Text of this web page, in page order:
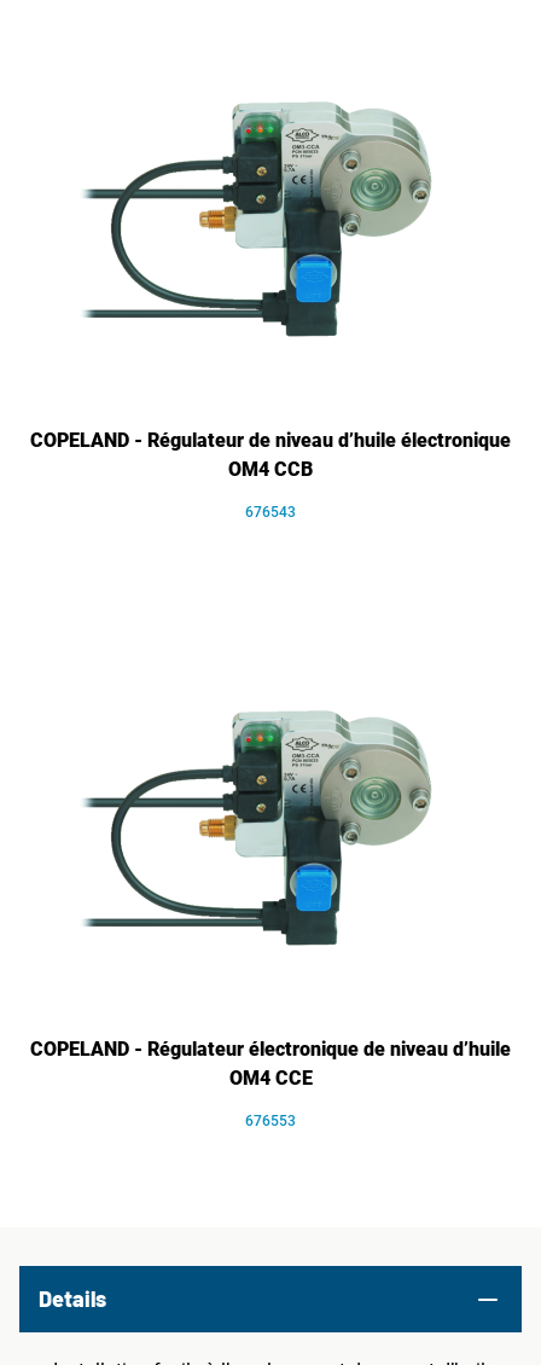
COPELAND - Régulateur de niveau d’huile électronique
OM4 CCB
676543
COPELAND - Régulateur électronique de niveau d’huile
OM4 CCE
676553
Details